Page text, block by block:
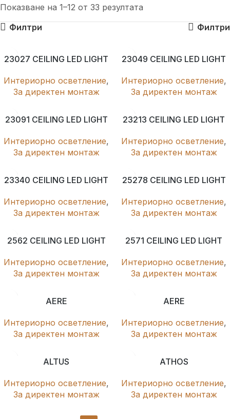
Показване на 1–12 от 33 резултата
Филтри
Филтри
23027 CEILING LED LIGHT
Интериорно осветление,
За директен монтаж
23049 CEILING LED LIGHT
Интериорно осветление,
За директен монтаж
23091 CEILING LED LIGHT
Интериорно осветление,
За директен монтаж
23213 CEILING LED LIGHT
Интериорно осветление,
За директен монтаж
23340 CEILING LED LIGHT
Интериорно осветление,
За директен монтаж
25278 CEILING LED LIGHT
Интериорно осветление,
За директен монтаж
2562 CEILING LED LIGHT
Интериорно осветление,
За директен монтаж
2571 CEILING LED LIGHT
Интериорно осветление,
За директен монтаж
AERE
Интериорно осветление,
За директен монтаж
AERE
Интериорно осветление,
За директен монтаж
ALTUS
Интериорно осветление,
За директен монтаж
ATHOS
Интериорно осветление,
За директен монтаж